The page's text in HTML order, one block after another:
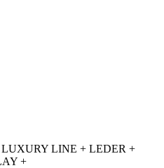
LUXURY LINE + LEDER +
+